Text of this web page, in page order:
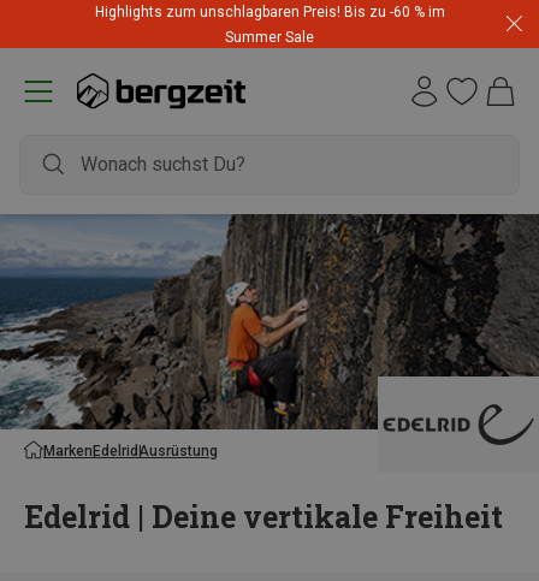
Highlights zum unschlagbaren Preis! Bis zu -60 % im
Summer Sale
MarkenEdelrid Ausrüstung
Edelrid | Deine vertikale Freiheit